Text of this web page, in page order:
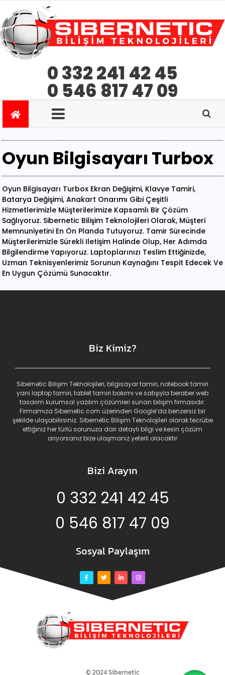
0 332 241 42 45
0 546 817 47 09
Oyun Bilgisayarı Turbox
Oyun Bilgisayarı Turbox Ekran Değişimi, Klavye Tamiri,
Batarya Değişimi, Anakart Onarımı Gibi Çeşitli
Hizmetlerimizle Müşterilerimize Kapsamlı Bir Çözüm
Sağlıyoruz. Sibernetic Bilişim Teknolojileri Olarak, Müşteri
Memnuniyetini En Ön Planda Tutuyoruz. Tamir Sürecinde
Müşterilerimizle Sürekli Iletişim Halinde Olup, Her Adımda
Bilgilendirme Yapıyoruz. Laptoplarınızı Teslim Ettiğinizde,
Uzman Teknisyenlerimiz Sorunun Kaynağını Tespit Edecek Ve
En Uygun Çözümü Sunacaktır.
Biz Kimiz?
Sibernetic Bilişim Teknolojileri, bilgisayar tamiri, notebook tamiri
yani laptop tamiri, tablet tamiri bakımı ve satışıyla beraber web
tasarım kurumsal yazılım çözümleri sunan bilişim firmasıdır.
Firmamıza Sibernetic.com üzerinden Google’da benzersiz bir
şekilde ulaşabilirsiniz. Sibernetic Bilişim Teknolojileri olarak tecrübe
ettiğiniz her türlü sorunuza dair detaylı bilgi ve kesin çözüm
arıyorsanız bize ulaşmanız yeterli olacaktır
Bizi Arayın
0 332 241 42 45
0 546 817 47 09
Sosyal Paylaşım
© 2024 Sibernetic